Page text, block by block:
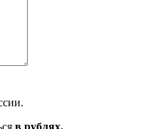
в рублях.